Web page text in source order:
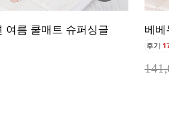
여름 쿨매트 슈퍼싱글 베
후기